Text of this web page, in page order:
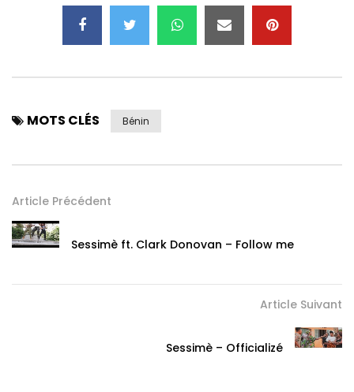
MOTS CLÉS Bénin
Article Précédent
Sessimè ft. Clark Donovan – Follow me
Article Suivant
Sessimè – Officializé